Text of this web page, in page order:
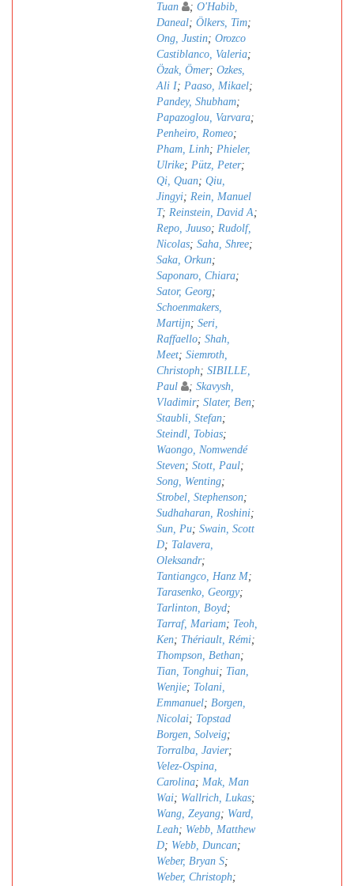
Tuan
; O'Habib,
Daneal; Ölkers, Tim;
Ong, Justin; Orozco
Castiblanco, Valeria;
Özak, Ömer; Ozkes,
Ali I; Paaso, Mikael;
Pandey, Shubham;
Papazoglou, Varvara;
Penheiro, Romeo;
Pham, Linh; Phieler,
Ulrike; Pütz, Peter;
Qi, Quan; Qiu,
Jingyi; Rein, Manuel
T; Reinstein, David A;
Repo, Juuso; Rudolf,
Nicolas; Saha, Shree;
Saka, Orkun;
Saponaro, Chiara;
Sator, Georg;
Schoenmakers,
Martijn; Seri,
Raffaello; Shah,
Meet; Siemroth,
Christoph; SIBILLE,
Paul
; Skavysh,
Vladimir; Slater, Ben;
Staubli, Stefan;
Steindl, Tobias;
Waongo, Nomwendé
Steven; Stott, Paul;
Song, Wenting;
Strobel, Stephenson;
Sudhaharan, Roshini;
Sun, Pu; Swain, Scott
D; Talavera,
Oleksandr;
Tantiangco, Hanz M;
Tarasenko, Georgy;
Tarlinton, Boyd;
Tarraf, Mariam; Teoh,
Ken; Thériault, Rémi;
Thompson, Bethan;
Tian, Tonghui; Tian,
Wenjie; Tolani,
Emmanuel; Borgen,
Nicolai; Topstad
Borgen, Solveig;
Torralba, Javier;
Velez-Ospina,
Carolina; Mak, Man
Wai; Wallrich, Lukas;
Wang, Zeyang; Ward,
Leah; Webb, Matthew
D; Webb, Duncan;
Weber, Bryan S;
Weber, Christoph;